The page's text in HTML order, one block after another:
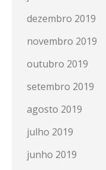
dezembro 2019
novembro 2019
outubro 2019
setembro 2019
agosto 2019
julho 2019
junho 2019